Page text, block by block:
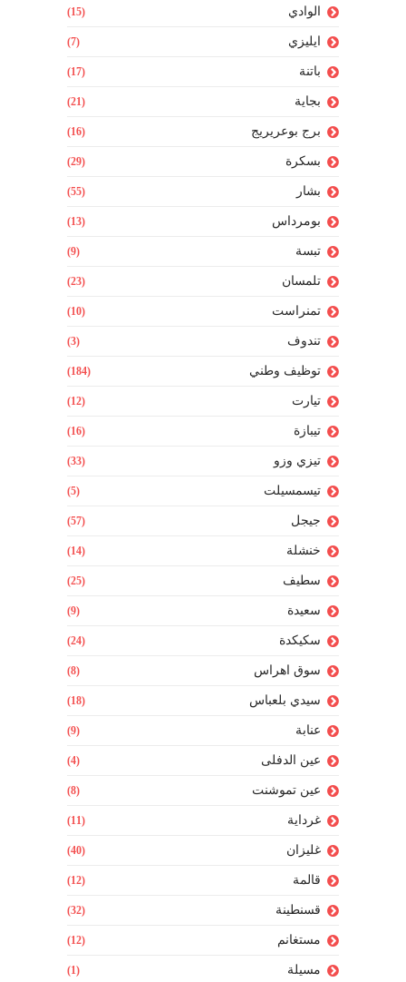
الوادي (15)
ايليزي (7)
باتنة (17)
بجاية (21)
برج بوعريريج (16)
بسكرة (29)
بشار (55)
بومرداس (13)
تبسة (9)
تلمسان (23)
تمنراست (10)
تندوف (3)
توظيف وطني (184)
تيارت (12)
تيبازة (16)
تيزي وزو (33)
تيسمسيلت (5)
جيجل (57)
خنشلة (14)
سطيف (25)
سعيدة (9)
سكيكدة (24)
سوق اهراس (8)
سيدي بلعباس (18)
عنابة (9)
عين الدفلى (4)
عين تموشنت (8)
غرداية (11)
غليزان (40)
قالمة (12)
قسنطينة (32)
مستغانم (12)
مسيلة (1)